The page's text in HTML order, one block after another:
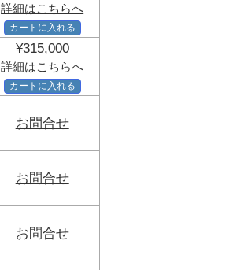
詳細はこちらへ
カートに入れる
¥315,000
詳細はこちらへ
カートに入れる
お問合せ
お問合せ
お問合せ